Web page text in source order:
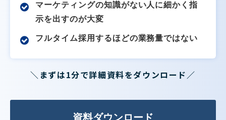
マーケティングの知識がない人に細かく指
示を出すのが大変
フルタイム採用するほどの業務量ではない
＼まずは1分で詳細資料をダウンロード／
資料ダウンロード